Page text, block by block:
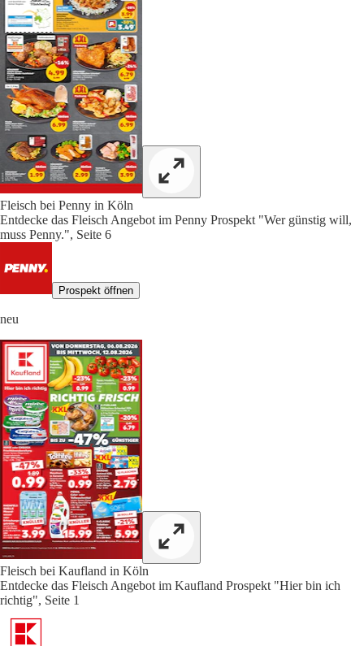
Fleisch bei Penny in Köln
Entdecke das Fleisch Angebot im Penny Prospekt "Wer günstig will,
muss Penny.", Seite 6
Prospekt öffnen
neu
Fleisch bei Kaufland in Köln
Entdecke das Fleisch Angebot im Kaufland Prospekt "Hier bin ich
richtig", Seite 1